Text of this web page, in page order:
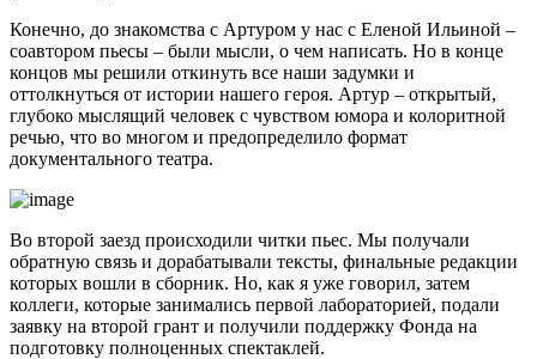
Конечно, до знакомства с Артуром у нас с Еленой Ильиной –
соавтором пьесы – были мысли, о чем написать. Но в конце
концов мы решили откинуть все наши задумки и
оттолкнуться от истории нашего героя. Артур – открытый,
глубоко мыслящий человек с чувством юмора и колоритной
речью, что во многом и предопределило формат
документального театра.
Во второй заезд происходили читки пьес. Мы получали
обратную связь и дорабатывали тексты, финальные редакции
которых вошли в сборник. Но, как я уже говорил, затем
коллеги, которые занимались первой лабораторией, подали
заявку на второй грант и получили поддержку Фонда на
подготовку полноценных спектаклей.